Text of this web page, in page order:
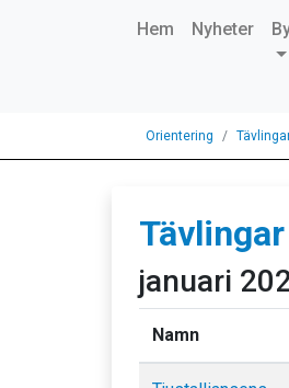
Hem Nyheter
Orientering
Tävlingar
januari
Namn